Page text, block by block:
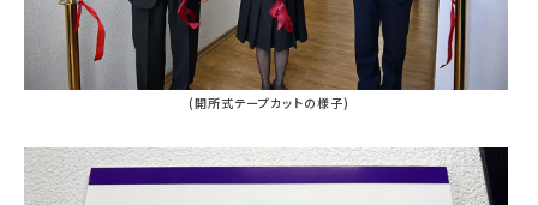
(開所式テープカットの様子)